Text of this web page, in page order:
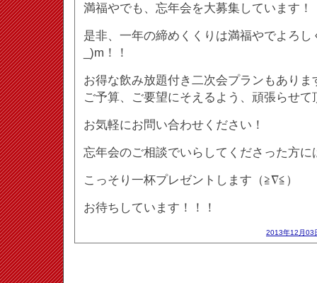
満福やでも、忘年会を大募集しています！
是非、一年の締めくくりは満福やでよろし
_)m！！
お得な飲み放題付き二次会プランもありま
ご予算、ご要望にそえるよう、頑張らせて
お気軽にお問い合わせください！
忘年会のご相談でいらしてくださった方に
こっそり一杯プレゼントします（≧∇≦）
お待ちしています！！！
2013年12月03